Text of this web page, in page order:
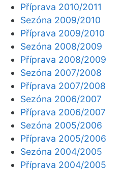
Příprava 2010/2011
Sezóna 2009/2010
Příprava 2009/2010
Sezóna 2008/2009
Příprava 2008/2009
Sezóna 2007/2008
Příprava 2007/2008
Sezóna 2006/2007
Příprava 2006/2007
Sezóna 2005/2006
Příprava 2005/2006
Sezóna 2004/2005
Příprava 2004/2005